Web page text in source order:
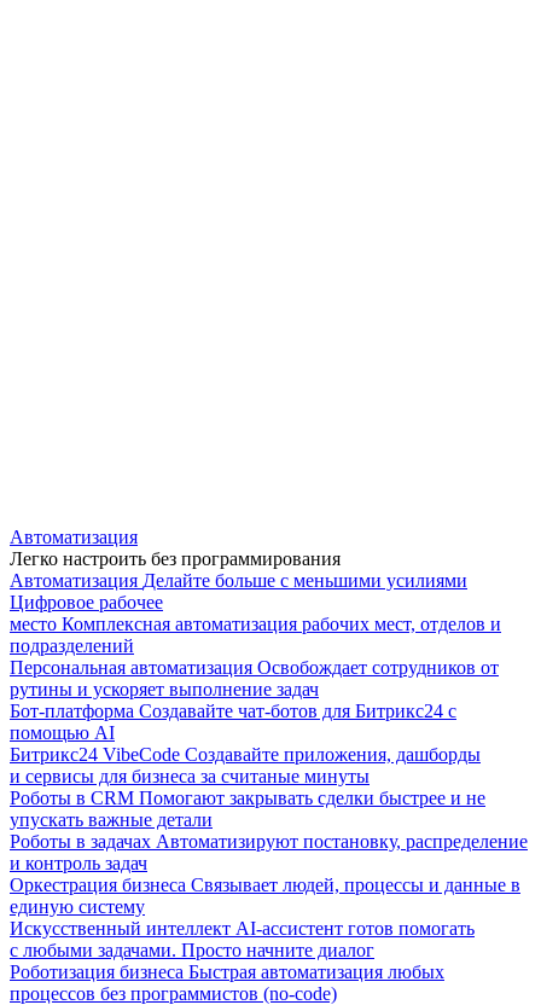
Автоматизация
Легко настроить без программирования
Автоматизация Делайте больше с меньшими усилиями
Цифровое рабочее
место Комплексная автоматизация рабочих мест, отделов и
подразделений
Персональная автоматизация Освобождает сотрудников от
рутины и ускоряет выполнение задач
Бот-платформа Создавайте чат-ботов для Битрикс24 с
помощью AI
Битрикс24 VibeCode Создавайте приложения, дашборды
и сервисы для бизнеса за считаные минуты
Роботы в CRM Помогают закрывать сделки быстрее и не
упускать важные детали
Роботы в задачах Автоматизируют постановку, распределение
и контроль задач
Оркестрация бизнеса Связывает людей, процессы и данные в
единую систему
Искусственный интеллект AI-ассистент готов помогать
с любыми задачами. Просто начните диалог
Роботизация бизнеса Быстрая автоматизация любых
процессов без программистов (no-code)